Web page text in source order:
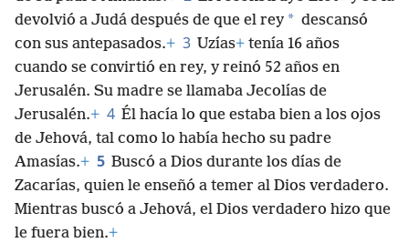
devolvió a Judá después de que el rey * descansó
con sus antepasados.+ 3 Uzías+ tenía 16 años
cuando se convirtió en rey, y reinó 52 años en
Jerusalén. Su madre se llamaba Jecolías de
Jerusalén.+ 4 Él hacía lo que estaba bien a los ojos
de Jehová, tal como lo había hecho su padre
Amasías.+ 5 Buscó a Dios durante los días de
Zacarías, quien le enseñó a temer al Dios verdadero.
Mientras buscó a Jehová, el Dios verdadero hizo que
le fuera bien.+